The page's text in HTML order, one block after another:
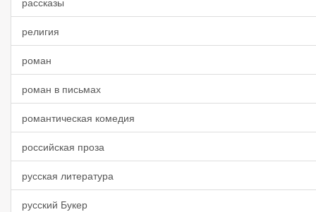
религия
роман
роман в письмах
романтическая комедия
российская проза
русская литература
русский Букер